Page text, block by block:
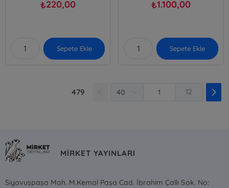
₺220,00
Sepete Ekle
₺1.100,00
Sepete Ekle
479 12
MİRKET YAYINLARI
Siyavuşpaşa Mah. M.Kemal Paşa Cad. İbrahim Çallı Sok. No: